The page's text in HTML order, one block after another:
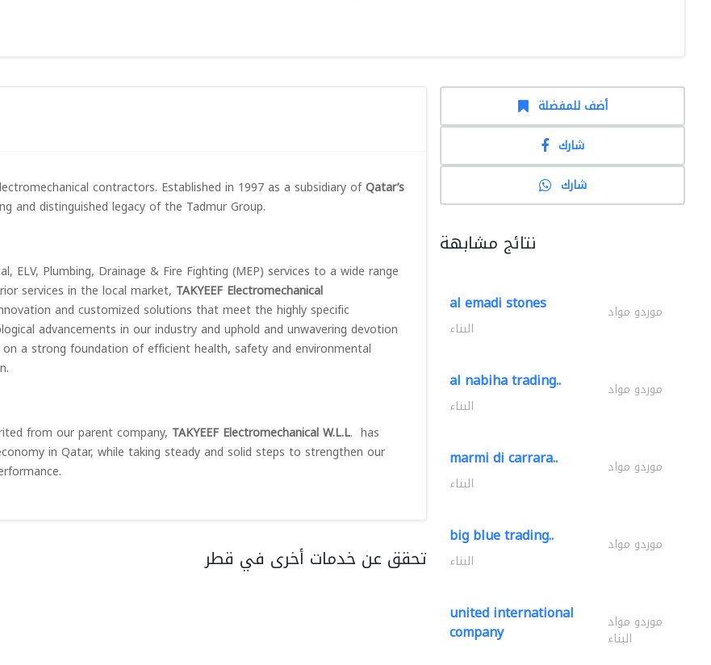
contractors. Established in 1997 as a subsidiary ofQatar’s
and distinguished legacy of the Tadmur Group.
ELV, Plumbing, Drainage & Fire Fighting (MEP) services to a wide range
services in the local market, TAKYEEF Electromechanical
and customized solutions that meet the highly specific
advancements in our industry and uphold and unwavering devotion
a strong foundation of efficient health, safety and environmental
from our parent company, TAKYEEF Electromechanical W.L.L. has
in Qatar, while taking steady and solid steps to strengthen our
تحقق عن خدمات أخرى في قطر
أضف للمفضلة
شارك
شارك
نتائج مشابهة
al emadi stones موردو مواد
البناء
al nabiha trading.. موردو مواد
البناء
marmi di carrara.. موردو مواد
البناء
big blue trading.. موردو مواد
البناء
united international
company موردو مواد
البناء